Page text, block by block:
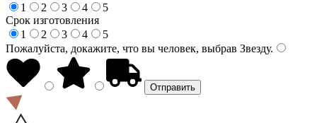
1
2 3 4
5
Срок изготовления
1
2 3 4
5
Пожалуйста, докажите, что вы человек, выбрав Звезду.